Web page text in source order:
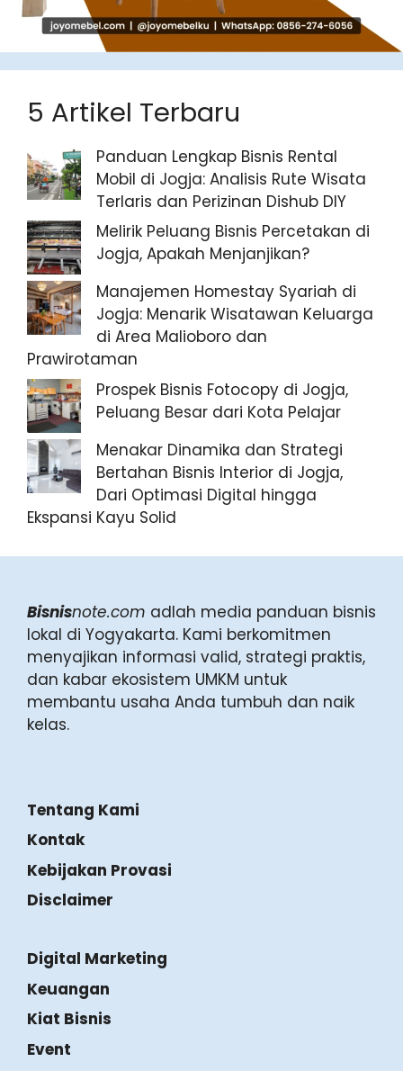
5 Artikel Terbaru
Panduan Lengkap Bisnis Rental
Mobil di Jogja: Analisis Rute Wisata
Terlaris dan Perizinan Dishub DIY
Melirik Peluang Bisnis Percetakan di
Jogja, Apakah Menjanjikan?
Manajemen Homestay Syariah di
Jogja: Menarik Wisatawan Keluarga
di Area Malioboro dan
Prawirotaman
Prospek Bisnis Fotocopy di Jogja,
Peluang Besar dari Kota Pelajar
Menakar Dinamika dan Strategi
Bertahan Bisnis Interior di Jogja,
Dari Optimasi Digital hingga
Ekspansi Kayu Solid
Bisnisnote.com adlah media panduan bisnis
lokal di Yogyakarta. Kami berkomitmen
menyajikan informasi valid, strategi praktis,
dan kabar ekosistem UMKM untuk
membantu usaha Anda tumbuh dan naik
kelas.
Tentang Kami
Kontak
Kebijakan Provasi
Disclaimer
Digital Marketing
Keuangan
Kiat Bisnis
Event